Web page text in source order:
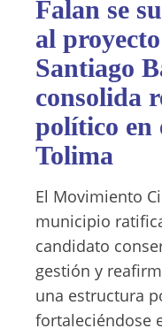
Falan se
al
Santiago
consolida
político en
Tolima
El Movimiento
municipio
candidato
gestión y
una estructura
fortaleciéndose